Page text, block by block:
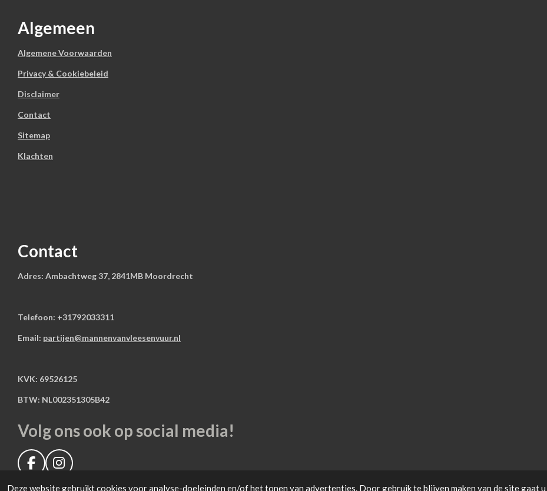
Deze website gebruikt cookies voor analyse-doeleinden en/of het tonen van advertenties. Door gebruik te blijven maken van de site gaat
Algemeen
Algemene Voorwaarden
Privacy & Cookiebeleid
Disclaimer
Contact
Sitemap
Klachten
Contact
Adres: Ambachtweg 37, 2841MB Moordrecht
Telefoon: +31792033311
Email: partijen@mannenvanvleesenvuur.nl
KVK: 69526125
BTW: NL002351305B42
Volg ons ook op social media!
F
I